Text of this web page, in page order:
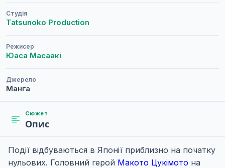
Студія
Tatsunoko Production
Режисер
Юаса Масаакі
Джерело
Манґа
Сюжет
Опис
Події відбуваються в Японії приблизно на початку
нульових. Головний герой Макото Цукімото на